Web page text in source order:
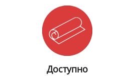
Доступно